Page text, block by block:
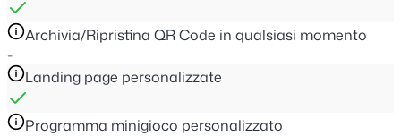
Archivia/Ripristina QR Code in qualsiasi momento
-
Landing page personalizzate
Programma minigioco personalizzato